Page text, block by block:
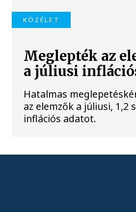
KÖZÉLET
Meglepték az
a júliusi
Hatalmas
az elemzők a júliusi, 1,2
inflációs adatot.